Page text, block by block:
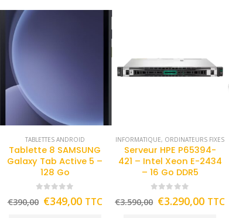
TABLETTES ANDROID
Tablette 8 SAMSUNG
Galaxy Tab Active 5 –
128 Go
€390,00 €349,00 TTC
INFORMATIQUE, ORDINATEURS FIXES
Serveur HPE P65394-
421 – Intel Xeon E-2434
– 16 Go DDR5
€3.590,00 €3.290,00 TTC